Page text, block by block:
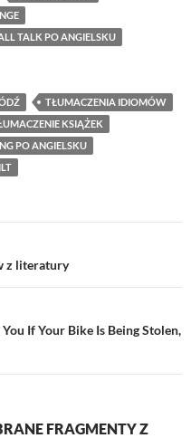
TALK PO ANGIELSKU
TŁUMACZENIA IDIOMÓW
KSIĄŻEK
PO ANGIELSKU
z literatury
If Your Bike Is Being Stolen,
FRAGMENTY Z